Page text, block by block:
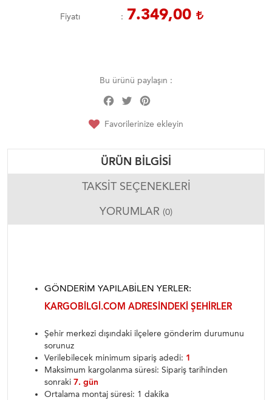
Fiyatı 7.349,00
Bu ürünü paylaşın :
Facebook
Twitter
Favorilerinize ekleyin
ÜRÜN BILGISI
TAKSIT SEÇENEKLERI
YORUMLAR (0)
GÖNDERIM YAPILABILEN YERLER:
KARGOBILGI.COM ADRESINDEKI ŞEHIRLER
Şehir merkezi dışındaki ilçelere gönderim durumunu
sorunuz
Verilebilecek minimum sipariş adedi: 1
Maksimum kargolanma süresi: Sipariş tarihinden
sonraki 7. gün
Ortalama montaj süresi: 1 dakika